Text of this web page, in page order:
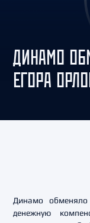
ДИНАМО
ЕГОРА
Динамо
денежную